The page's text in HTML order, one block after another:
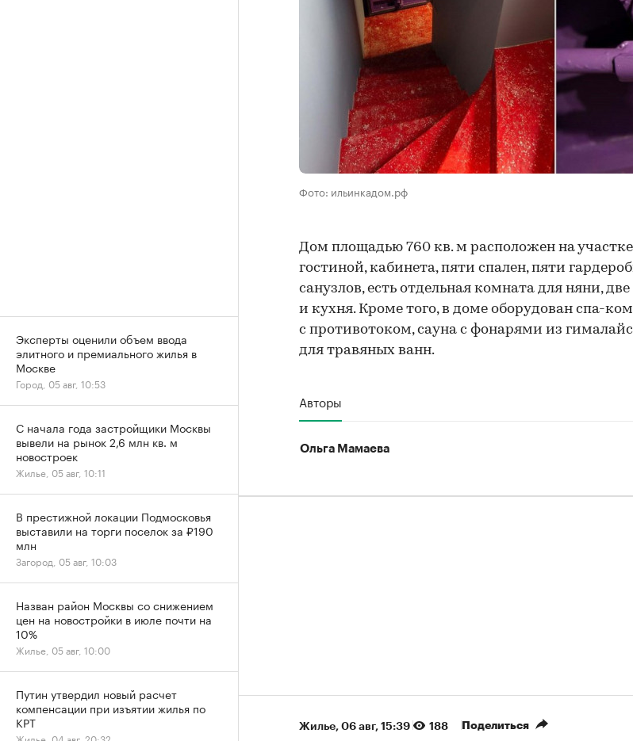
Фото: ильинкадом.рф
Дом площадью 760 кв. м расположен на
гостиной, кабинета, пяти спален, пяти
санузлов, есть отдельная комната для няни,
и кухня. Кроме того, в доме оборудован спа-
с противотоком, сауна с фонарями из
для травяных ванн.
Авторы
Ольга Мамаева
Жилье⁠, 06 авг, 15:39 188 Поделиться
Эксперты оценили объем ввода
элитного и премиального жилья в
Москве
Город, 05 авг, 10:53
С начала года застройщики Москвы
вывели на рынок 2,6 млн кв. м
новостроек
Жилье, 05 авг, 10:11
В престижной локации Подмосковья
выставили на торги поселок за ₽190
млн
Загород, 05 авг, 10:03
Назван район Москвы со снижением
цен на новостройки в июле почти на
10%
Жилье, 05 авг, 10:00
Путин утвердил новый расчет
компенсации при изъятии жилья по
КРТ